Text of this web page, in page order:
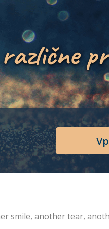
smile, another tear,